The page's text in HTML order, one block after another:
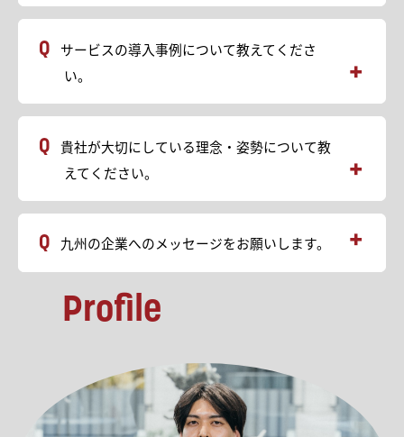
AI時代も需要が増え続ける上流人材、AI駆動開発のスキル
人不足の中、自身の業務や部門の業務を効率化・自動化
できる人材の育成と現場伴走
事実務×AIメンターを活用した仮想OJTで実践的に育成い
たします」
特徴1｜擬似実務 ｜仮想環境OJTにより、はじめての業務
工程・技術を経験できる
い”、「現場」で求められるソフトスキルを兼ね備えた即
特徴2｜メンターサポート｜貴社に代わり、仮想上司とし
て徹底サポート
ゴール設定から技術フィードバック、モチベーション管
理まで、「amoibe OJT」のAIメンターと経験豊富なヒュ
ーマンメンターがサポートします。
です。
自社で生成AIの実装PJTを行う中で、弊社の専門品質保証
チームが実用化をテクニカルサポートとして伴走します
サービスの導入事例について教えてくださ
い。
導入企業例：パーソルエクセルＨＲパートナーズ株式会
社様
https://amoibeojt.jp/case/phr
導入企業例：パワーソリューションズ様
・PM育成
導入企業例：上場SIer
・LLM 1day Program
導入企業例：大手鉄道会社様のデジタル推進室にて、社
内DXに取り組むチームの育成・現場伴走までご支援
貴社が大切にしている理念・姿勢について教
えてください。
・費用対効果が定量で出る育成成果へのコミット
受注をいただいております。
九州の企業へのメッセージをお願いします。
東京本社の企業ですが、2026年1月より福岡に拠点を立ち
上げます。
・ROCKET PITCH NIGHT FUKUOKA 2025 優勝
・2026年1月福岡拠点開設（Fukuoka Growth Next）
・2026年2月西日本FHビジネスコンテスト 最終選考会
出場
Profile